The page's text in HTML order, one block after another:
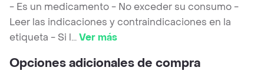
- Es un medicamento - No exceder su consumo -
Leer las indicaciones y contraindicaciones en la
etiqueta - Si l...Ver más
Opciones adicionales de compra